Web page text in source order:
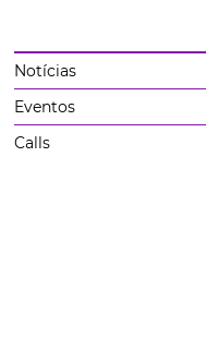
Notícias
Eventos
Calls